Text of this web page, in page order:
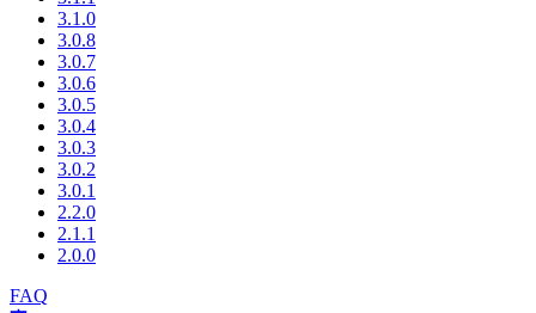
3.1.0
3.0.8
3.0.7
3.0.6
3.0.5
3.0.4
3.0.3
3.0.2
3.0.1
2.2.0
2.1.1
2.0.0
FAQ